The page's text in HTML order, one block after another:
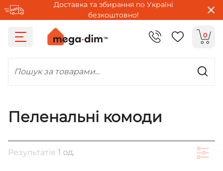
Доставка та збирання по Україні
безкоштовно!
0
Пошук за товарами...
Пеленальні комоди
Результатів 1 од.